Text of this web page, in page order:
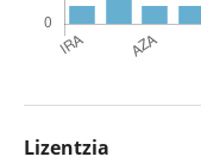
Lizentzia